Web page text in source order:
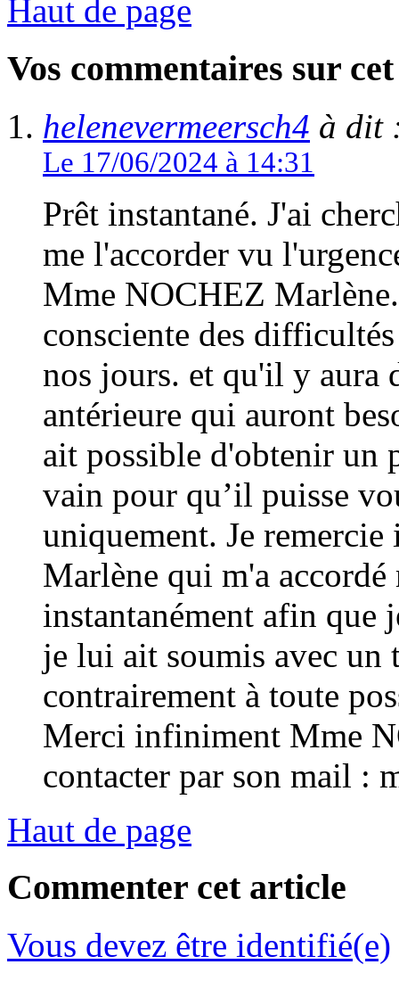
Haut de page
Vos commentaires sur
helenevermeersch4 à dit
Le 17/06/2024 à 14:31
Prêt instantané. J'ai
me l'accorder vu
Mme NOCHEZ
consciente des
nos jours. et qu'il y aura
antérieure qui auront
ait possible d'obtenir un
vain pour qu’il puisse
uniquement. Je
Marlène qui m'a
instantanément afin que
je lui ait soumis avec un
contrairement à toute
Merci infiniment Mme
contacter par son mail :
Haut de page
Commenter cet article
Vous devez être identifié(e)